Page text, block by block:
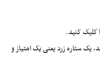
کلیک کنید.
یک ستاره زرد یعنی یک امتیاز و